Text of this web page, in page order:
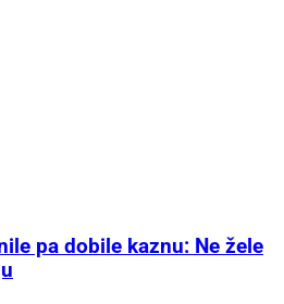
pa dobile kaznu: Ne žele